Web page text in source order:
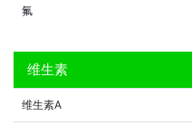
氟
维生素
维生素A